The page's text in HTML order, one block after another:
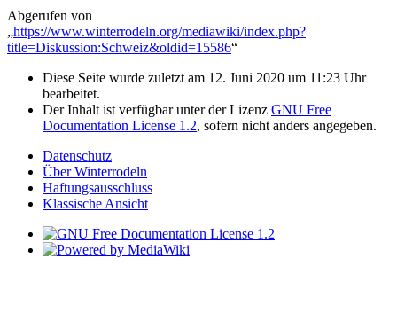
Abgerufen von
„https://www.winterrodeln.org/mediawiki/index.php?
title=Diskussion:Schweiz&oldid=15586“
Diese Seite wurde zuletzt am 12. Juni 2020 um 11:23 Uhr
bearbeitet.
Der Inhalt ist verfügbar unter der Lizenz GNU Free
Documentation License 1.2, sofern nicht anders angegeben.
Datenschutz
Über Winterrodeln
Haftungsausschluss
Klassische Ansicht